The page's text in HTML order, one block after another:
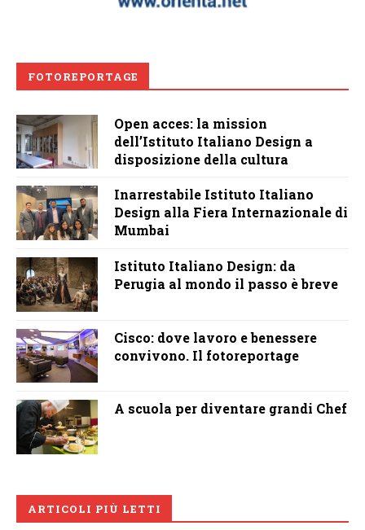
FOTOREPORTAGE
Open acces: la mission
dell’Istituto Italiano Design a
disposizione della cultura
Inarrestabile Istituto Italiano
Design alla Fiera Internazionale di
Mumbai
Istituto Italiano Design: da
Perugia al mondo il passo è breve
Cisco: dove lavoro e benessere
convivono. Il fotoreportage
A scuola per diventare grandi Chef
ARTICOLI PIÙ LETTI